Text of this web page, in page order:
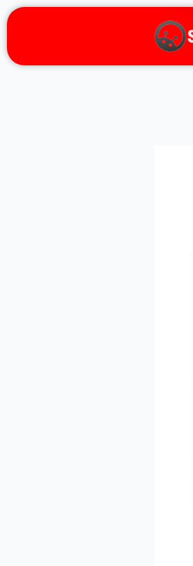
Zum
springen